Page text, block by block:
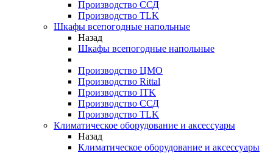
Производство ССД
Производство TLK
Шкафы всепогодные напольные
Назад
Шкафы всепогодные напольные
Производство ЦМО
Производство Rittal
Производство ITK
Производство ССД
Производство TLK
Климатическое оборудование и аксессуары
Назад
Климатическое оборудование и аксессуары